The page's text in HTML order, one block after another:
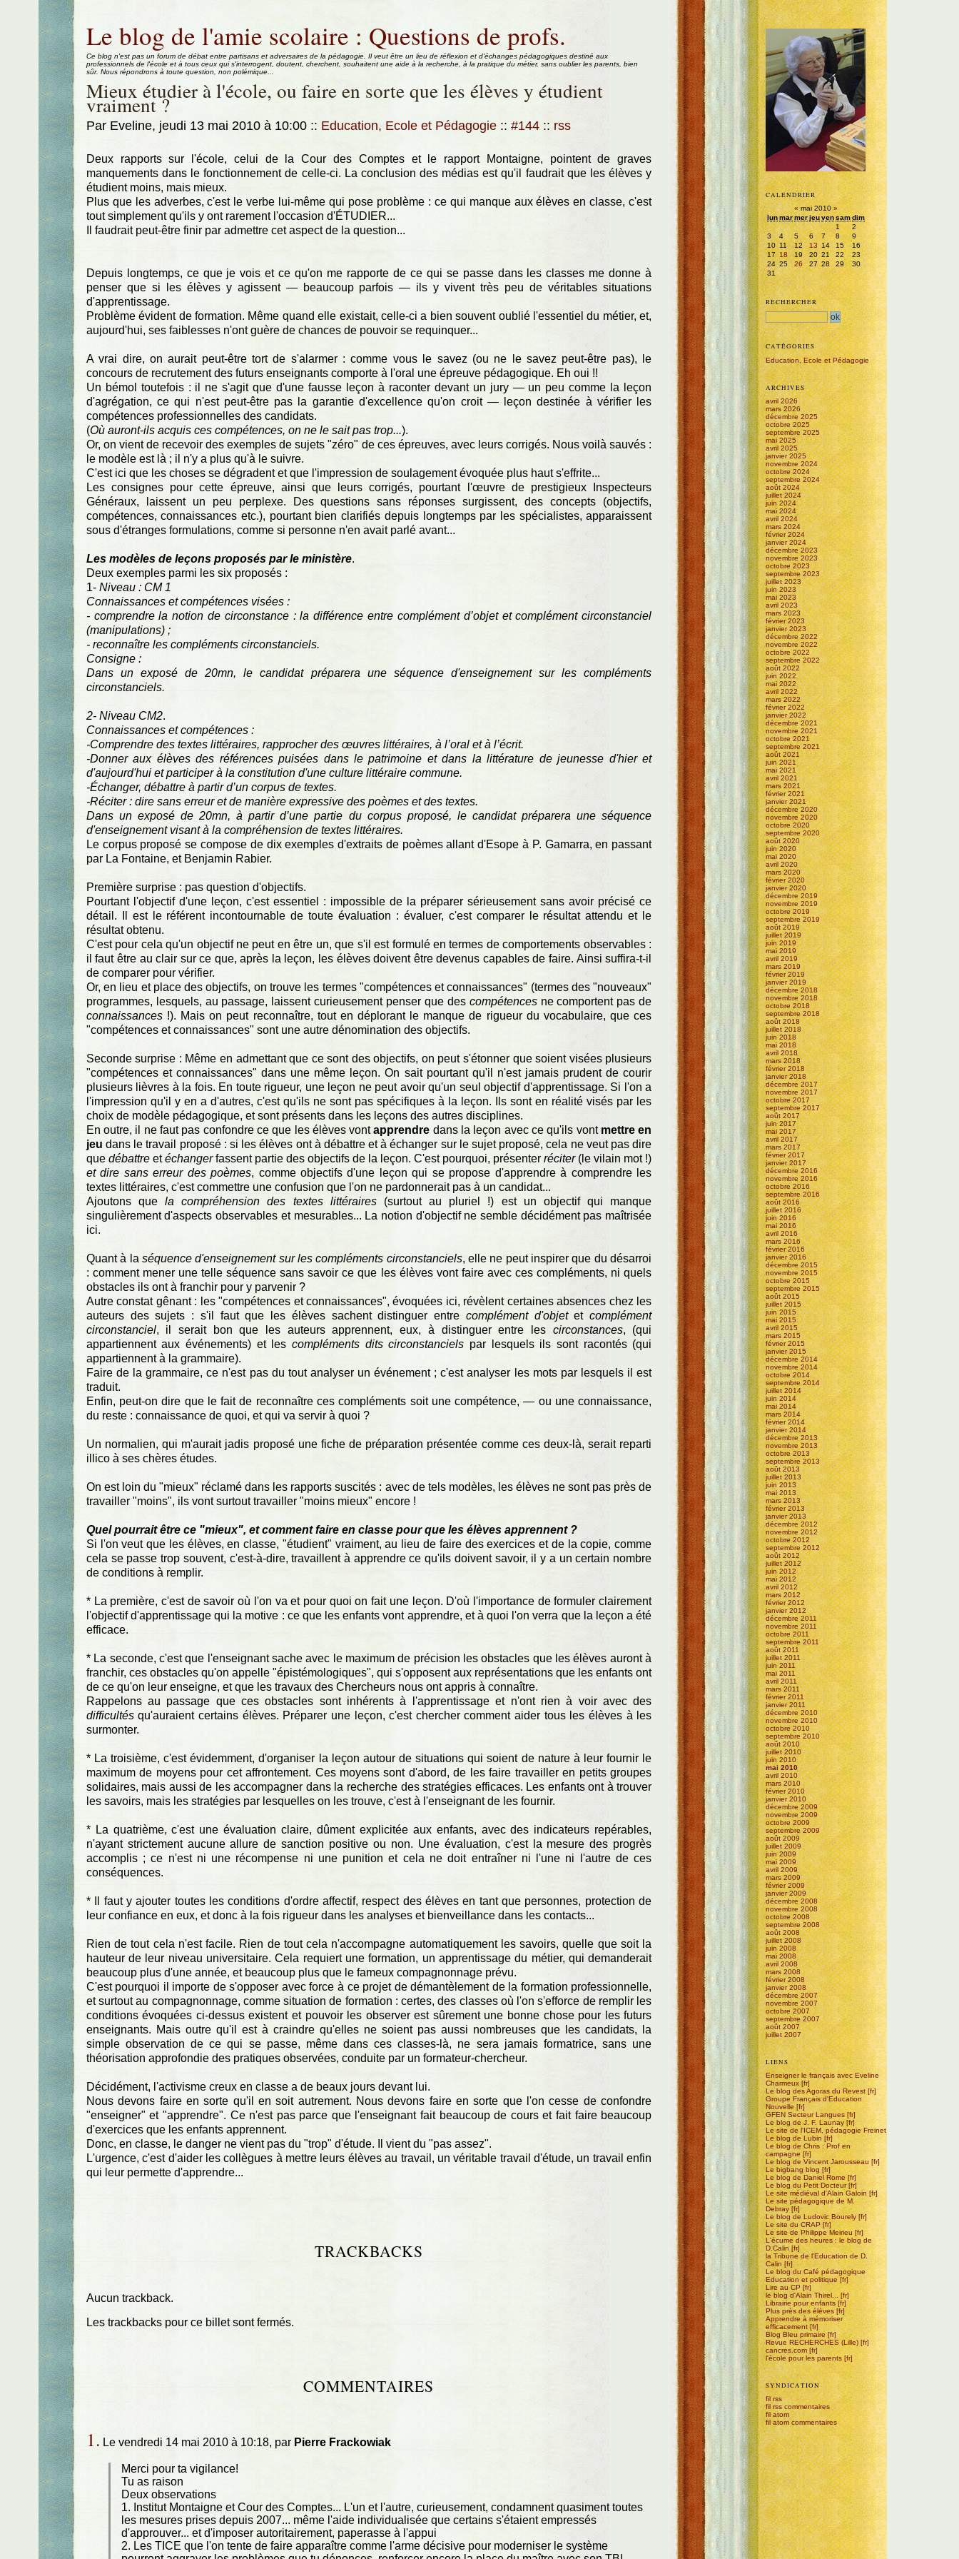
Aller au contenu
Le blog de l'amie scolaire : Questions de profs.
Ce blog n'est pas un forum de débat entre partisans et adversaires de la pédagogie. Il veut être un lieu de réflexion et d'échanges pédagogiques destiné aux
professionnels de l'école et à tous ceux qui s'interrogent, doutent, cherchent, souhaitent une aide à la recherche, à la pratique du métier, sans oublier les parents, bien
sûr. Nous répondrons à toute question, non polémique...
Mieux étudier à l'école, ou faire en sorte que les élèves y étudient
vraiment ?
Par Eveline, jeudi 13 mai 2010 à 10:00 :: Education, Ecole et Pédagogie :: #144 :: rss
Deux rapports sur l'école, celui de la Cour des Comptes et le rapport Montaigne, pointent de graves
manquements dans le fonctionnement de celle-ci. La conclusion des médias est qu'il faudrait que les élèves y
étudient moins, mais mieux.
Plus que les adverbes, c'est le verbe lui-même qui pose problème : ce qui manque aux élèves en classe, c'est
tout simplement qu'ils y ont rarement l'occasion d'ÉTUDIER...
Il faudrait peut-être finir par admettre cet aspect de la question...
Depuis longtemps, ce que je vois et ce qu'on me rapporte de ce qui se passe dans les classes me donne à
penser que si les élèves y agissent — beaucoup parfois — ils y vivent très peu de véritables situations
d'apprentissage.
Problème évident de formation. Même quand elle existait, celle-ci a bien souvent oublié l'essentiel du métier, et,
aujourd'hui, ses faiblesses n'ont guère de chances de pouvoir se requinquer...
A vrai dire, on aurait peut-être tort de s'alarmer : comme vous le savez (ou ne le savez peut-être pas), le
concours de recrutement des futurs enseignants comporte à l'oral une épreuve pédagogique. Eh oui !!
Un bémol toutefois : il ne s'agit que d'une fausse leçon à raconter devant un jury — un peu comme la leçon
d'agrégation, ce qui n'est peut-être pas la garantie d'excellence qu'on croit — leçon destinée à vérifier les
compétences professionnelles des candidats.
(Où auront-ils acquis ces compétences, on ne le sait pas trop...).
Or, on vient de recevoir des exemples de sujets "zéro" de ces épreuves, avec leurs corrigés. Nous voilà sauvés :
le modèle est là ; il n'y a plus qu'à le suivre.
C'est ici que les choses se dégradent et que l'impression de soulagement évoquée plus haut s'effrite...
Les consignes pour cette épreuve, ainsi que leurs corrigés, pourtant l'œuvre de prestigieux Inspecteurs
Généraux, laissent un peu perplexe. Des questions sans réponses surgissent, des concepts (objectifs,
compétences, connaissances etc.), pourtant bien clarifiés depuis longtemps par les spécialistes, apparaissent
sous d'étranges formulations, comme si personne n'en avait parlé avant...
Les modèles de leçons proposés par le ministère.
Deux exemples parmi les six proposés :
1- Niveau : CM 1
Connaissances et compétences visées :
- comprendre la notion de circonstance : la différence entre complément d’objet et complément circonstanciel
(manipulations) ;
- reconnaître les compléments circonstanciels.
Consigne :
Dans un exposé de 20mn, le candidat préparera une séquence d'enseignement sur les compléments
circonstanciels.
2- Niveau CM2.
Connaissances et compétences :
-Comprendre des textes littéraires, rapprocher des œuvres littéraires, à l’oral et à l’écrit.
-Donner aux élèves des références puisées dans le patrimoine et dans la littérature de jeunesse d'hier et
d'aujourd'hui et participer à la constitution d'une culture littéraire commune.
-Échanger, débattre à partir d’un corpus de textes.
-Réciter : dire sans erreur et de manière expressive des poèmes et des textes.
Dans un exposé de 20mn, à partir d’une partie du corpus proposé, le candidat préparera une séquence
d'enseignement visant à la compréhension de textes littéraires.
Le corpus proposé se compose de dix exemples d'extraits de poèmes allant d'Esope à P. Gamarra, en passant
par La Fontaine, et Benjamin Rabier.
Première surprise : pas question d'objectifs.
Pourtant l'objectif d'une leçon, c'est essentiel : impossible de la préparer sérieusement sans avoir précisé ce
détail. Il est le référent incontournable de toute évaluation : évaluer, c'est comparer le résultat attendu et le
résultat obtenu.
C'est pour cela qu'un objectif ne peut en être un, que s'il est formulé en termes de comportements observables :
il faut être au clair sur ce que, après la leçon, les élèves doivent être devenus capables de faire. Ainsi suffira-t-il
de comparer pour vérifier.
Or, en lieu et place des objectifs, on trouve les termes "compétences et connaissances" (termes des "nouveaux"
programmes, lesquels, au passage, laissent curieusement penser que des compétencesne comportent pas de
connaissances!). Mais on peut reconnaître, tout en déplorant le manque de rigueur du vocabulaire, que ces
"compétences et connaissances" sont une autre dénomination des objectifs.
Seconde surprise : Même en admettant que ce sont des objectifs, on peut s'étonner que soient visées plusieurs
"compétences et connaissances" dans une même leçon. On sait pourtant qu'il n'est jamais prudent de courir
plusieurs lièvres à la fois. En toute rigueur, une leçon ne peut avoir qu'un seul objectif d'apprentissage. Si l'on a
l'impression qu'il y en a d'autres, c'est qu'ils ne sont pas spécifiques à la leçon. Ils sont en réalité visés par les
choix de modèle pédagogique, et sont présents dans les leçons des autres disciplines.
En outre, il ne faut pas confondre ce que les élèves vontapprendre dans la leçon avec ce qu'ils vont mettre en
jeu dans le travail proposé : si les élèves ont à débattre et à échanger sur le sujet proposé, cela ne veut pas dire
que débattreetéchangerfassent partie des objectifs de la leçon. C'est pourquoi, présenterréciter(le vilain mot !)
et dire sans erreur des poèmes, comme objectifs d'une leçon qui se propose d'apprendre à comprendre les
textes littéraires, c'est commettre une confusion que l'on ne pardonnerait pas à un candidat...
Ajoutons quela compréhension des textes littéraires(surtout au pluriel !) est un objectif qui manque
singulièrement d'aspects observables et mesurables... La notion d'objectif ne semble décidément pas maîtrisée
ici.
Quant à la séquence d'enseignement sur les compléments circonstanciels, elle ne peut inspirer que du désarroi
: comment mener une telle séquence sans savoir ce que les élèves vont faire avec ces compléments, ni quels
obstacles ils ont à franchir pour y parvenir ?
Autre constat gênant : les "compétences et connaissances", évoquées ici, révèlent certaines absences chez les
auteurs des sujets : s'il faut que les élèves sachent distinguer entre complément d'objetetcomplément
circonstanciel, il serait bon que les auteurs apprennent, eux, à distinguer entre les circonstances, (qui
appartiennent aux événements) et lescompléments dits circonstanciels par lesquels ils sont racontés (qui
appartiennent à la grammaire).
Faire de la grammaire, ce n'est pas du tout analyser un événement ; c'est analyser les mots par lesquels il est
traduit.
Enfin, peut-on dire que le fait de reconnaître ces compléments soit une compétence, — ou une connaissance,
du reste : connaissance de quoi, et qui va servir à quoi ?
Un normalien, qui m'aurait jadis proposé une fiche de préparation présentée comme ces deux-là, serait reparti
illico à ses chères études.
On est loin du "mieux" réclamé dans les rapports suscités : avec de tels modèles, les élèves ne sont pas près de
travailler "moins", ils vont surtout travailler "moins mieux" encore !
Quel pourrait être ce "mieux", et comment faire en classe pour que les élèves apprennent ?
Si l'on veut que les élèves, en classe, "étudient" vraiment, au lieu de faire des exercices et de la copie, comme
cela se passe trop souvent, c'est-à-dire, travaillent à apprendre ce qu'ils doivent savoir, il y a un certain nombre
de conditions à remplir.
* La première, c'est de savoir où l'on va et pour quoi on fait une leçon. D'où l'importance de formuler clairement
l'objectif d'apprentissage qui la motive : ce que les enfants vont apprendre, et à quoi l'on verra que la leçon a été
efficace.
* La seconde, c'est que l'enseignant sache avec le maximum de précision les obstacles que les élèves auront à
franchir, ces obstacles qu'on appelle "épistémologiques", qui s'opposent aux représentations que les enfants ont
de ce qu'on leur enseigne, et que les travaux des Chercheurs nous ont appris à connaître.
Rappelons au passage que ces obstacles sont inhérents à l'apprentissage et n'ont rien à voir avec des
difficultésqu'auraient certains élèves. Préparer une leçon, c'est chercher comment aider tous les élèves à les
surmonter.
* La troisième, c'est évidemment, d'organiser la leçon autour de situations qui soient de nature à leur fournir le
maximum de moyens pour cet affrontement. Ces moyens sont d'abord, de les faire travailler en petits groupes
solidaires, mais aussi de les accompagner dans la recherche des stratégies efficaces. Les enfants ont à trouver
les savoirs, mais les stratégies par lesquelles on les trouve, c'est à l'enseignant de les fournir.
* La quatrième, c'est une évaluation claire, dûment explicitée aux enfants, avec des indicateurs repérables,
n'ayant strictement aucune allure de sanction positive ou non. Une évaluation, c'est la mesure des progrès
accomplis ; ce n'est ni une récompense ni une punition et cela ne doit entraîner ni l'une ni l'autre de ces
conséquences.
* Il faut y ajouter toutes les conditions d'ordre affectif, respect des élèves en tant que personnes, protection de
leur confiance en eux, et donc à la fois rigueur dans les analyses et bienveillance dans les contacts...
Rien de tout cela n'est facile. Rien de tout cela n'accompagne automatiquement les savoirs, quelle que soit la
hauteur de leur niveau universitaire. Cela requiert une formation, un apprentissage du métier, qui demanderait
beaucoup plus d'une année, et beaucoup plus que le fameux compagnonnage prévu.
C'est pourquoi il importe de s'opposer avec force à ce projet de démantèlement de la formation professionnelle,
et surtout au compagnonnage, comme situation de formation : certes, des classes où l'on s'efforce de remplir les
conditions évoquées ci-dessus existent et pouvoir les observer est sûrement une bonne chose pour les futurs
enseignants. Mais outre qu'il est à craindre qu'elles ne soient pas aussi nombreuses que les candidats, la
simple observation de ce qui se passe, même dans ces classes-là, ne sera jamais formatrice, sans une
théorisation approfondie des pratiques observées, conduite par un formateur-chercheur.
Décidément, l'activisme creux en classe a de beaux jours devant lui.
Nous devons faire en sorte qu'il en soit autrement. Nous devons faire en sorte que l'on cesse de confondre
"enseigner" et "apprendre". Ce n'est pas parce que l'enseignant fait beaucoup de cours et fait faire beaucoup
d'exercices que les enfants apprennent.
Donc, en classe, le danger ne vient pas du "trop" d'étude. Il vient du "pas assez".
L'urgence, c'est d'aider les collègues à mettre leurs élèves au travail, un véritable travail d'étude, un travail enfin
qui leur permette d'apprendre...
TRACKBACKS
Aucun trackback.
Les trackbacks pour ce billet sont fermés.
COMMENTAIRES
1. Le vendredi 14 mai 2010 à 10:18, par Pierre Frackowiak
Merci pour ta vigilance!
Tu as raison
Deux observations
1. Institut Montaigne et Cour des Comptes... L'un et l'autre, curieusement, condamnent quasiment toutes
les mesures prises depuis 2007... même l'aide individualisée que certains s'étaient empressés
d'approuver... et d'imposer autoritairement, paperasse à l'appui
2. Les TICE que l'on tente de faire apparaître comme l'arme décisive pour moderniser le système
CALENDRIER
«mai 2010»
lunmarmerjeuvensamdim
1
2
3
4 5 6 7 8
9
10 11 12 13 14 15
16
17 18 19 20 21 22
23
24 25 26 27 28 29
30
31
RECHERCHER
CATÉGORIES
Education, Ecole et Pédagogie
ARCHIVES
avril 2026
mars 2026
décembre 2025
octobre 2025
septembre 2025
mai 2025
avril 2025
janvier 2025
novembre 2024
octobre 2024
septembre 2024
août 2024
juillet 2024
juin 2024
mai 2024
avril 2024
mars 2024
février 2024
janvier 2024
décembre 2023
novembre 2023
octobre 2023
septembre 2023
juillet 2023
juin 2023
mai 2023
avril 2023
mars 2023
février 2023
janvier 2023
décembre 2022
novembre 2022
octobre 2022
septembre 2022
août 2022
juin 2022
mai 2022
avril 2022
mars 2022
février 2022
janvier 2022
décembre 2021
novembre 2021
octobre 2021
septembre 2021
août 2021
juin 2021
mai 2021
avril 2021
mars 2021
février 2021
janvier 2021
décembre 2020
novembre 2020
octobre 2020
septembre 2020
août 2020
juin 2020
mai 2020
avril 2020
mars 2020
février 2020
janvier 2020
décembre 2019
novembre 2019
octobre 2019
septembre 2019
août 2019
juillet 2019
juin 2019
mai 2019
avril 2019
mars 2019
février 2019
janvier 2019
décembre 2018
novembre 2018
octobre 2018
septembre 2018
août 2018
juillet 2018
juin 2018
mai 2018
avril 2018
mars 2018
février 2018
janvier 2018
décembre 2017
novembre 2017
octobre 2017
septembre 2017
août 2017
juin 2017
mai 2017
avril 2017
mars 2017
février 2017
janvier 2017
décembre 2016
novembre 2016
octobre 2016
septembre 2016
août 2016
juillet 2016
juin 2016
mai 2016
avril 2016
mars 2016
février 2016
janvier 2016
décembre 2015
novembre 2015
octobre 2015
septembre 2015
août 2015
juillet 2015
juin 2015
mai 2015
avril 2015
mars 2015
février 2015
janvier 2015
décembre 2014
novembre 2014
octobre 2014
septembre 2014
juillet 2014
juin 2014
mai 2014
mars 2014
février 2014
janvier 2014
décembre 2013
novembre 2013
octobre 2013
septembre 2013
août 2013
juillet 2013
juin 2013
mai 2013
mars 2013
février 2013
janvier 2013
décembre 2012
novembre 2012
octobre 2012
septembre 2012
août 2012
juillet 2012
juin 2012
mai 2012
avril 2012
mars 2012
février 2012
janvier 2012
décembre 2011
novembre 2011
octobre 2011
septembre 2011
août 2011
juillet 2011
juin 2011
mai 2011
avril 2011
mars 2011
février 2011
janvier 2011
décembre 2010
novembre 2010
octobre 2010
septembre 2010
août 2010
juillet 2010
juin 2010
mai 2010
avril 2010
mars 2010
février 2010
janvier 2010
décembre 2009
novembre 2009
octobre 2009
septembre 2009
août 2009
juillet 2009
juin 2009
mai 2009
avril 2009
mars 2009
février 2009
janvier 2009
décembre 2008
novembre 2008
octobre 2008
septembre 2008
août 2008
juillet 2008
juin 2008
mai 2008
avril 2008
mars 2008
février 2008
janvier 2008
décembre 2007
novembre 2007
octobre 2007
septembre 2007
août 2007
juillet 2007
LIENS
Enseigner le français avec Eveline
Charmeux
Le blog des Agoras du Revest
Groupe Français d'Education
Nouvelle
GFEN Secteur Langues
Le blog de J. F. Launay
Le site de l'ICEM, pédagogie Freinet
Le blog de Lubin
Le blog de Chris : Prof en
campagne
Le blog de Vincent Jarousseau
Le bigbang blog
Le blog de Daniel Rome
Le blog du Petit Docteur
Le site médiéval d'Alain Galoin
Le site pédagogique de M.
Debray
Le blog de Ludovic Bourely
Le site du CRAP
Le site de Philippe Meirieu
L'écume des heures : le blog de
D.Calin
la Tribune de l'Education de D.
Calin
Le blog du Café pédagogique
Education et politique
Lire au CP
le blog d'Alain Thirel...
Librairie pour enfants
Plus près des élèves
Apprendre à mémoriser
efficacement
Blog Bleu primaire
Revue RECHERCHES (Lille)
cancres.com
l'école pour les parents
SYNDICATION
fil rss
fil rss commentaires
fil atom
fil atom commentaires